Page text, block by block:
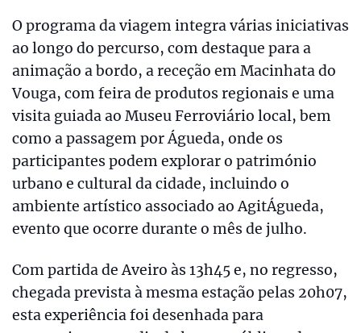
O programa da viagem integra várias iniciativas
ao longo do percurso, com destaque para a
animação a bordo, a receção em Macinhata do
Vouga, com feira de produtos regionais e uma
visita guiada ao Museu Ferroviário local, bem
como a passagem por Águeda, onde os
participantes podem explorar o património
urbano e cultural da cidade, incluindo o
ambiente artístico associado ao AgitÁgueda,
evento que ocorre durante o mês de julho.
Com partida de Aveiro às 13h45 e, no regresso,
chegada prevista à mesma estação pelas 20h07,
esta experiência foi desenhada para